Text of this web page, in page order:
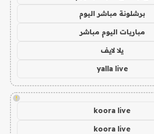
برشلونة مباشر اليوم
مباريات اليوم مباشر
يلا لايف
yalla live
!
koora live
koora live